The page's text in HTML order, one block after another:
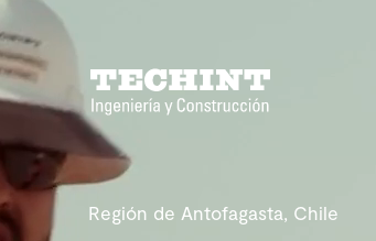
Región de Antofagasta, Chile